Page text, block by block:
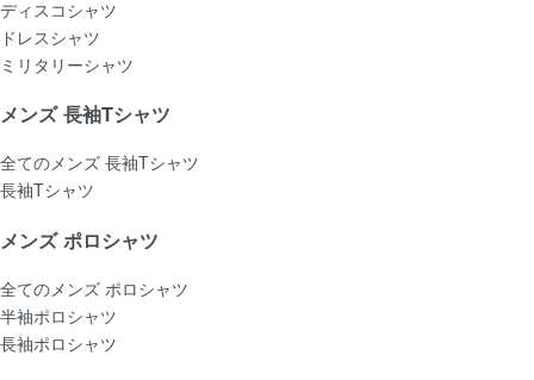
ディスコシャツ
ドレスシャツ
ミリタリーシャツ
メンズ 長袖Tシャツ
全てのメンズ 長袖Tシャツ
長袖Tシャツ
メンズ ポロシャツ
全てのメンズ ポロシャツ
半袖ポロシャツ
長袖ポロシャツ